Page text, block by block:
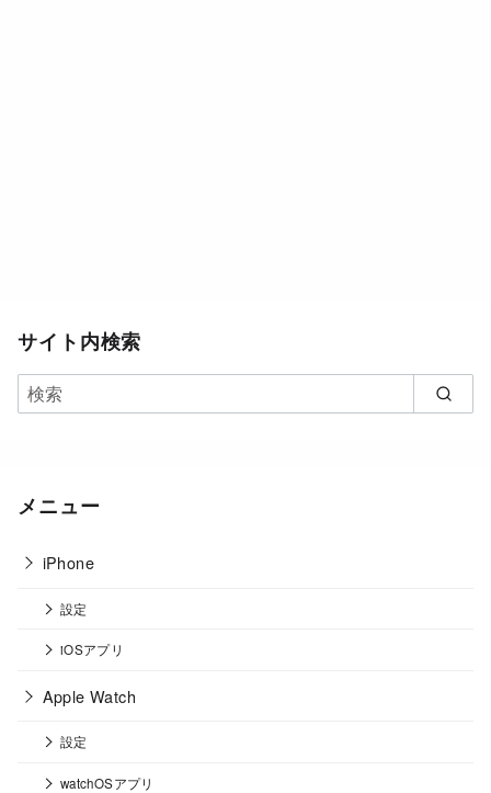
サイト内検索
メニュー
iPhone
設定
iOSアプリ
Apple Watch
設定
watchOSアプリ